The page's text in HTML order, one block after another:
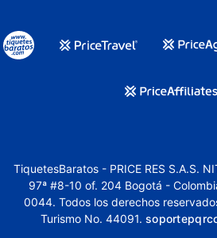
TiquetesBaratos - PRICE RES S.A.S.
97ª #8-10 of. 204 Bogotá -
0044. Todos los derechos
Turismo No. 44091.